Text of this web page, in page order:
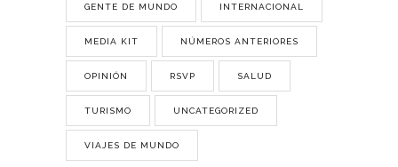
GENTE DE MUNDO INTERNACIONAL
MEDIA KIT NÚMEROS ANTERIORES
OPINIÓN RSVP SALUD
TURISMO UNCATEGORIZED
VIAJES DE MUNDO